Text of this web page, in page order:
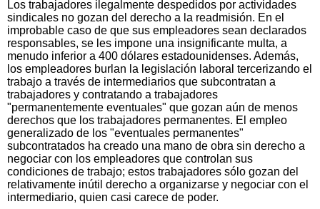
Los trabajadores ilegalmente despedidos por actividades
sindicales no gozan del derecho a la readmisión. En el
improbable caso de que sus empleadores sean declarados
responsables, se les impone una insignificante multa, a
menudo inferior a 400 dólares estadounidenses. Además,
los empleadores burlan la legislación laboral tercerizando el
trabajo a través de intermediarios que subcontratan a
trabajadores y contratando a trabajadores
"permanentemente eventuales" que gozan aún de menos
derechos que los trabajadores permanentes. El empleo
generalizado de los "eventuales permanentes"
subcontratados ha creado una mano de obra sin derecho a
negociar con los empleadores que controlan sus
condiciones de trabajo; estos trabajadores sólo gozan del
relativamente inútil derecho a organizarse y negociar con el
intermediario, quien casi carece de poder.